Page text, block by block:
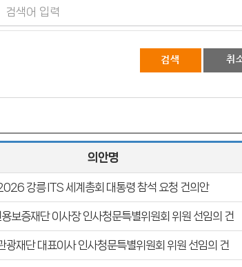
의안명
강릉 ITS 세계총회 대통령 참석 요청 건의안
보증재단 이사장 인사청문특별위원회 위원 선임의 건
광재단 대표이사 인사청문특별위원회 위원 선임의 건